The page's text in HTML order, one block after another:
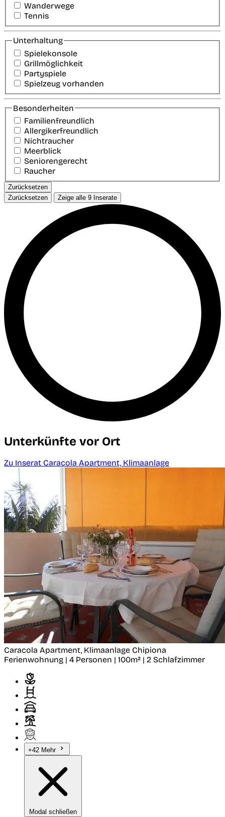
Wanderwege
Tennis
Unterhaltung
Spielekonsole
Grillmöglichkeit
Partyspiele
Spielzeug vorhanden
Besonderheiten
Familienfreundlich
Allergikerfreundlich
Nichtraucher
Meerblick
Seniorengerecht
Raucher
Zurücksetzen
Zurücksetzen
Zeige alle 9 Inserate
Unterkünfte vor Ort
Zu Inserat Caracola Apartment, Klimaanlage
Caracola Apartment, Klimaanlage Chipiona
Ferienwohnung | 4 Personen | 100m² | 2 Schlafzimmer
+42 Mehr
Modal schließen